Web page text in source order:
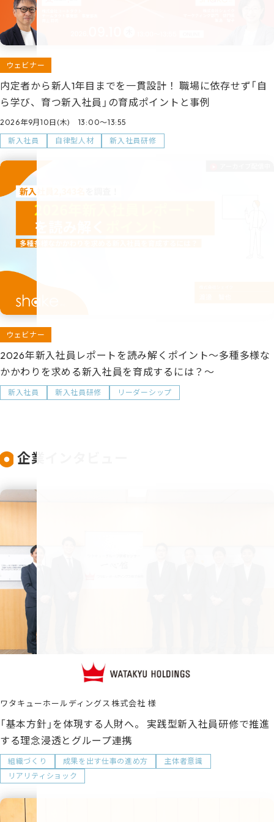
ウェビナー
内定者から新人1年目までを一貫設計！ 職場に依存せず「自
ら学び、育つ新入社員」の育成ポイントと事例
2026年9月10日(木) 13:00～13:55
新入社員
自律型人材 新入社員研修
ウェビナー
2026年新入社員レポートを読み解くポイント～多種多様な
かかわりを求める新入社員を育成するには？～
新入社員 新入社員研修 リーダーシップ
企業インタビュー
ワタキューホールディングス株式会社
「基本方針」を体現する人財へ。 実践型新入社員研修で推進
する理念浸透とグループ連携
組織づくり 成果を出す仕事の進め方
主体者意識
リアリティショック